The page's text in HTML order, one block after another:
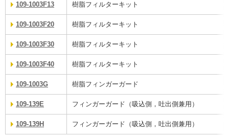
109-1003F13 樹脂フィルターキット
109-1003F20 樹脂フィルターキット
109-1003F30 樹脂フィルターキット
109-1003F40 樹脂フィルターキット
109-1003G 樹脂フィンガーガード
109-139E フィンガーガード（吸込側，吐出側兼用）
109-139H フィンガーガード（吸込側，吐出側兼用）